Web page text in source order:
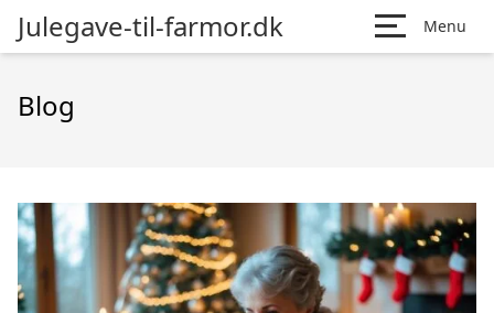
Julegave-til-farmor.dk Menu
Blog